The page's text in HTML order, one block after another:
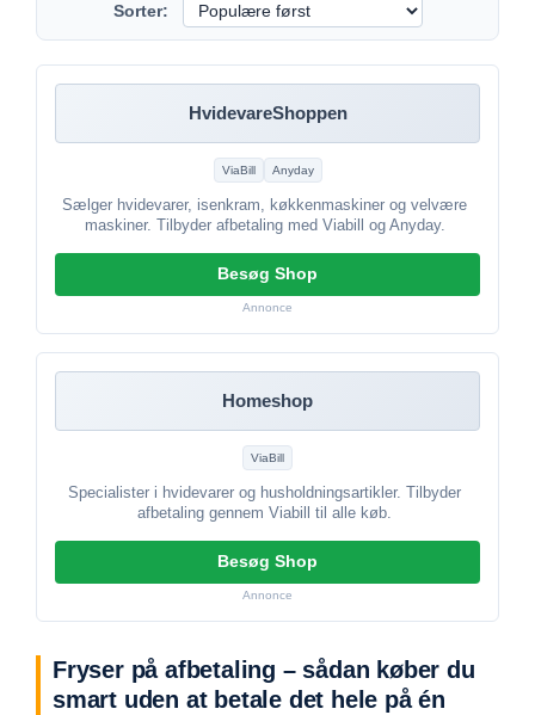
Sorter:
HvidevareShoppen
ViaBill Anyday
Sælger hvidevarer, isenkram, køkkenmaskiner og velvære
maskiner. Tilbyder afbetaling med Viabill og Anyday.
Besøg Shop
Annonce
Homeshop
ViaBill
Specialister i hvidevarer og husholdningsartikler. Tilbyder
afbetaling gennem Viabill til alle køb.
Besøg Shop
Annonce
Fryser på afbetaling – sådan køber du
smart uden at betale det hele på én